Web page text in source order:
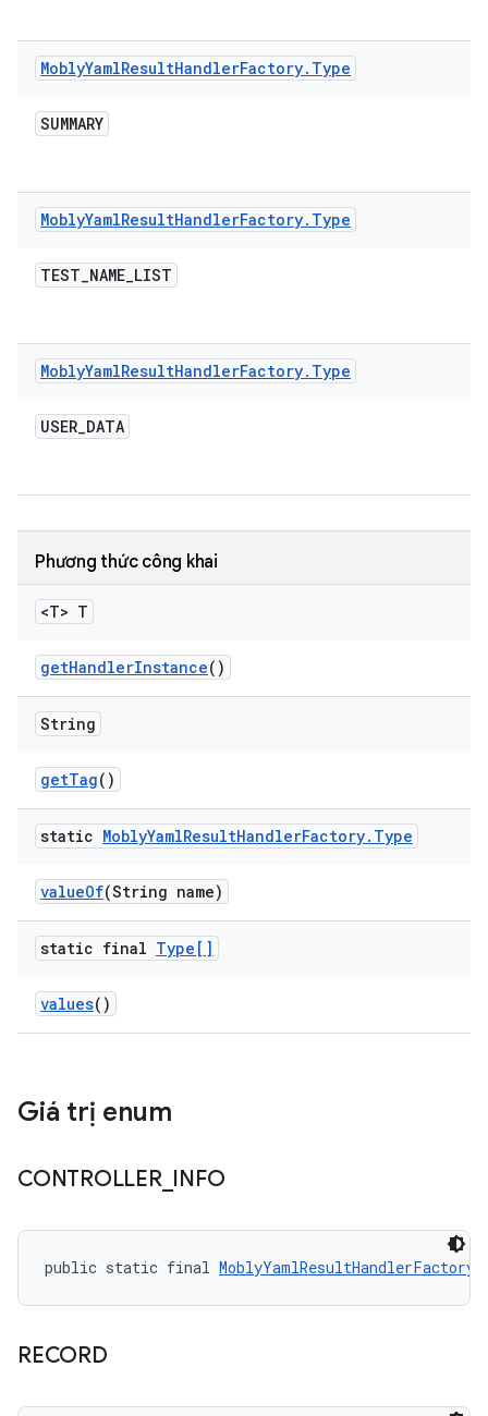
MoblyYamlResultHandlerFactory. Type
SUMMARY
MoblyYamlResultHandlerFactory. Type
TEST_NAME_LIST
MoblyYamlResultHandlerFactory. Type
USER_DATA
Phương thức công khai
<T> T
getHandlerInstance()
String
getTag()
static MoblyYamlResultHandlerFactory. Type
valueOf(String name)
static final Type[]
values()
Giá trị enum
CONTROLLER_ INFO
public static final
RECORD